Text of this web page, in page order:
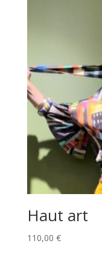
Haut art
110,00 €